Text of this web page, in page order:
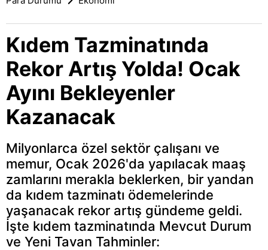
Kıdem Tazminatında
Rekor Artış Yolda! Ocak
Ayını Bekleyenler
Kazanacak
Milyonlarca özel sektör çalışanı ve
memur, Ocak 2026'da yapılacak maaş
zamlarını merakla beklerken, bir yandan
da kıdem tazminatı ödemelerinde
yaşanacak rekor artış gündeme geldi.
İşte kıdem tazminatında Mevcut Durum
ve Yeni Tavan Tahminler: